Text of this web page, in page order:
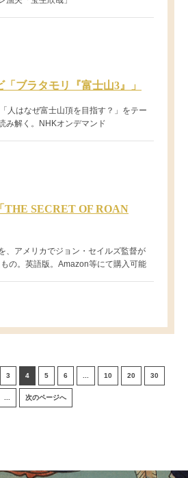
「ブラタモリ『富士山3』」
人はなぜ富士山頂を目指す？」をテー
み解く。NHKオンデマンド
THE SECRET OF ROAN
、アメリカでジョン・セイルズ監督が
の。英語版。Amazon等にて購入可能
3 4 5 6 10 20 30
次のページへ